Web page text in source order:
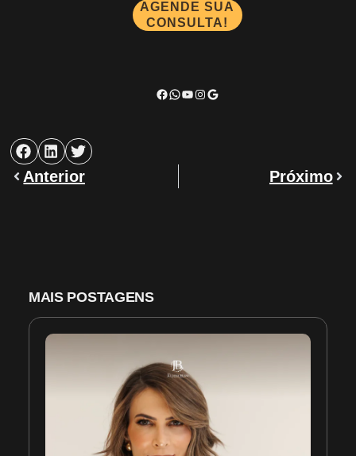
AGENDE SUA
CONSULTA!
Anterior Próximo
MAIS POSTAGENS